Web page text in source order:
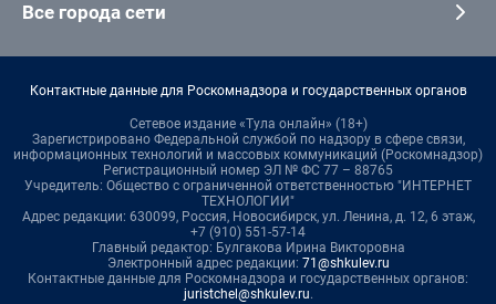
Все города сети
Контактные данные для Роскомнадзора и государственных органов
Сетевое издание «Тула онлайн» (18+)
Зарегистрировано Федеральной службой по надзору в сфере связи,
информационных технологий и массовых коммуникаций (Роскомнадзор)
Регистрационный номер ЭЛ № ФС 77 – 88765
Учредитель: Общество с ограниченной ответственностью "ИНТЕРНЕТ
ТЕХНОЛОГИИ"
Адрес редакции: 630099, Россия, Новосибирск, ул. Ленина, д. 12, 6 этаж,
+7 (910) 551-57-14
Главный редактор: Булгакова Ирина Викторовна
Электронный адрес редакции: 71@shkulev.ru
Контактные данные для Роскомнадзора и государственных органов:
juristchel@shkulev.ru.